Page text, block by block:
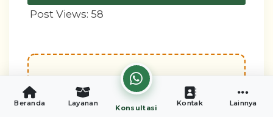
Post Views: 58
Tertarik Membangun
Beranda Layanan
Konsultasi
Kontak Lainnya